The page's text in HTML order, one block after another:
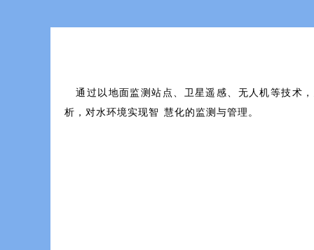
通过以地面监测站点、卫星遥感、无人机等技术
析，对水环境实现智慧化的监测与管理。